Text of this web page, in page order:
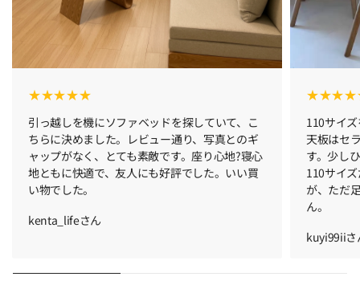
引っ越しを機にソファベッドを探していて、こ
ちらに決めました。レビュー通り、写真とのギ
ャップがなく、とても素敵です。座り心地?寝心
地ともに快適で、友人にも好評でした。いい買
い物でした。
kenta_lifeさん
110サイ
天板はセ
す。少し
110サイ
が、ただ
ん。
kuyi99iiさ